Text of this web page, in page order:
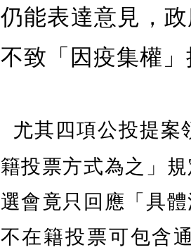
仍能表達意見，
不致「因疫集權
尤其四項公投提案
籍投票方式為之」
選會竟只回應「具
不在籍投票可包含